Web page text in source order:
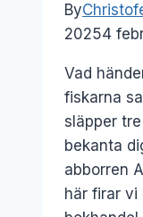
By
20254
Vad
fiskarna
släpper
bekanta
abborren
här firar vi